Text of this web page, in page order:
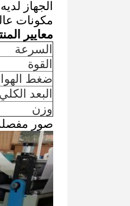
الجهاز
مكونات
معايير
السرعة
القوة
ضغط
البعد الكلي
وزن
صور